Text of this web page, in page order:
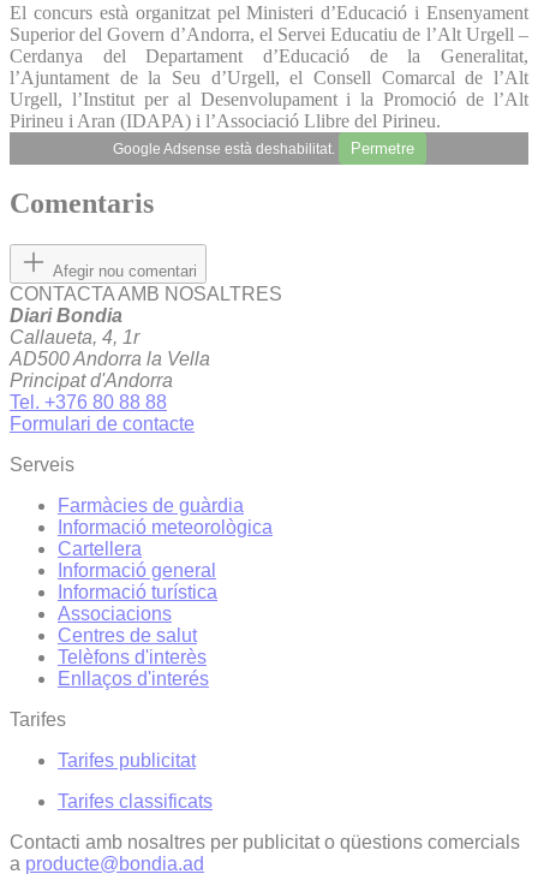
El concurs està organitzat pel Ministeri d’Educació i Ensenyament
Superior del Govern d’Andorra, el Servei Educatiu de l’Alt Urgell –
Cerdanya del Departament d’Educació de la Generalitat,
l’Ajuntament de la Seu d’Urgell, el Consell Comarcal de l’Alt
Urgell, l’Institut per al Desenvolupament i la Promoció de l’Alt
Pirineu i Aran (IDAPA) i l’Associació Llibre del Pirineu.
Google Adsense està deshabilitat. Permetre
Comentaris
Afegir nou comentari
CONTACTA AMB NOSALTRES
Diari Bondia
Callaueta, 4, 1r
AD500 Andorra la Vella
Principat d'Andorra
Tel. +376 80 88 88
Formulari de contacte
Serveis
Farmàcies de guàrdia
Informació meteorològica
Cartellera
Informació general
Informació turística
Associacions
Centres de salut
Telèfons d'interès
Enllaços d'interés
Tarifes
Tarifes publicitat
Tarifes classificats
Contacti amb nosaltres per publicitat o qüestions comercials
a producte@bondia.ad